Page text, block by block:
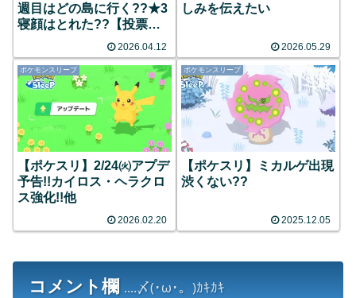
週目はどの島に行く??★3
寝顔はとれた??【投票あ
2026.04.12
しみを伝えたい
2026.05.29
ポケモンスリープ
【ポケスリ】2/24㈫アプデ
予告!!カイロス・ヘラクロ
ス強化!!他
2026.02.20
ポケモンスリープ
【ポケスリ】ミカルゲ出現
渋くない??
2025.12.05
コメント欄 ....〆(･ω･。)ｶｷｶｷ